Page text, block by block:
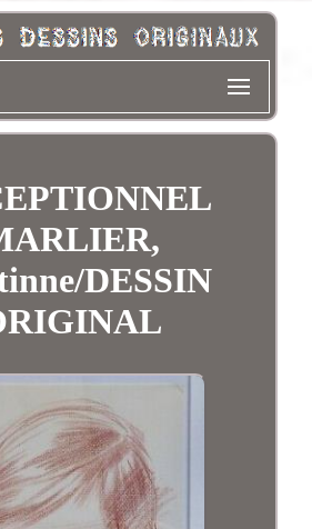
DESSIN